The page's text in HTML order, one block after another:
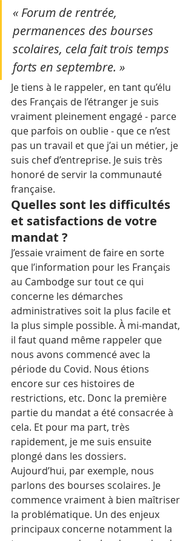
« Forum de rentrée,
permanences des bourses
scolaires, cela fait trois temps
forts en septembre. »
Je tiens à le rappeler, en tant qu’élu
des Français de l’étranger je suis
vraiment pleinement engagé - parce
que parfois on oublie - que ce n’est
pas un travail et que j’ai un métier, je
suis chef d’entreprise. Je suis très
honoré de servir la communauté
française.
Quelles sont les difficultés
et satisfactions de votre
mandat ?
J’essaie vraiment de faire en sorte
que l’information pour les Français
au Cambodge sur tout ce qui
concerne les démarches
administratives soit la plus facile et
la plus simple possible. À mi-mandat,
il faut quand même rappeler que
nous avons commencé avec la
période du Covid. Nous étions
encore sur ces histoires de
restrictions, etc. Donc la première
partie du mandat a été consacrée à
cela. Et pour ma part, très
rapidement, je me suis ensuite
plongé dans les dossiers.
Aujourd’hui, par exemple, nous
parlons des bourses scolaires. Je
commence vraiment à bien maîtriser
la problématique. Un des enjeux
principaux concerne notamment la